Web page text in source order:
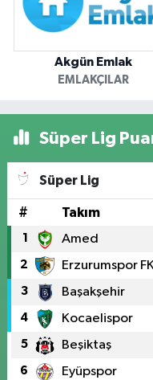
Akgün Emlak
EMLAKÇILAR
Süper Lig
Süper Lig
# Takım
1 Amed
2 Erzurumspor
3 Başakşehir
4 Kocaelispor
5 Beşiktaş
6 Eyüpspor